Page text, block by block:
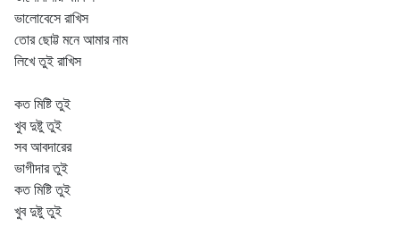
ভালোবেসে রাখিস
তোর ছোট্ট মনে আমার নাম
লিখে তুই রাখিস
কত মিষ্টি তুই
খুব দুষ্টু তুই
সব আবদারের
ভাগীদার তুই
কত মিষ্টি তুই
খুব দুষ্টু তুই